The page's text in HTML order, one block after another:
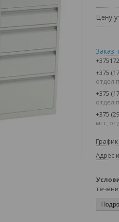
Цену
Заказ
+375
отдел
+375
отдел
+375
мтс,
Адрес